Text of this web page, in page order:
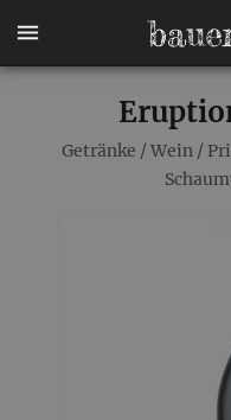
Getränke / Wein /